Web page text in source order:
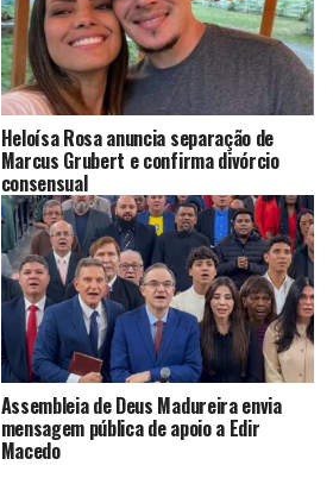
Heloísa Rosa anuncia separação de
Marcus Grubert e confirma divórcio
consensual
Assembleia de Deus Madureira envia
mensagem pública de apoio a Edir
Macedo